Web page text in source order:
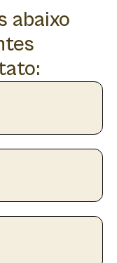
abaixo